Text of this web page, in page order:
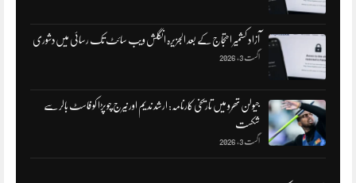
آزاد کشمیر احتجاج کے بعد الجزیرہ انگلش ویب سائٹ تک رسائی میں‌دشوری
اگست 3, 2026
جیولن تھرو میں تاریخی کارنامہ: ارشد ندیم اور نیرج چوپڑا کو فاسٹ بالر سے
شکست
اگست 3, 2026